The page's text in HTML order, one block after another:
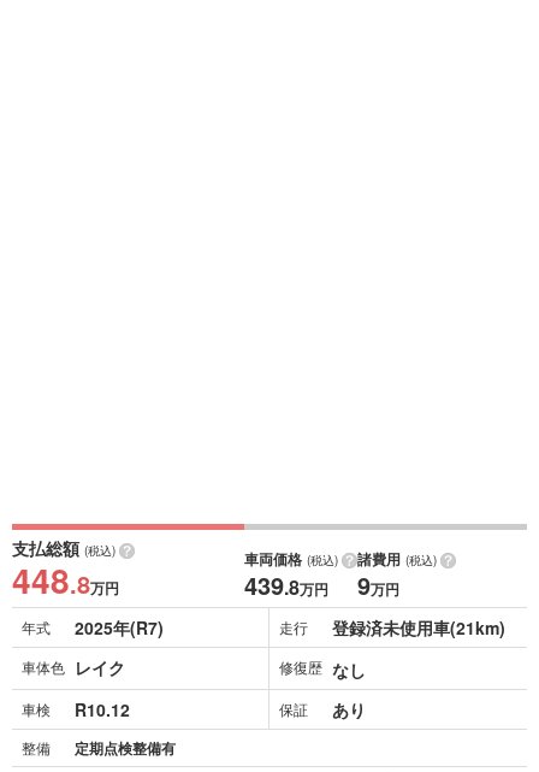
支払総額 (税込)
448.8万円
車両価格 (税込)
439.8万円
諸費用 (税込)
9万円
年式 2025年(R7) 走行 登録済未使用車(21km)
車体色 レイク 修復歴 なし
車検 R10.12 保証 あり
整備 定期点検整備有